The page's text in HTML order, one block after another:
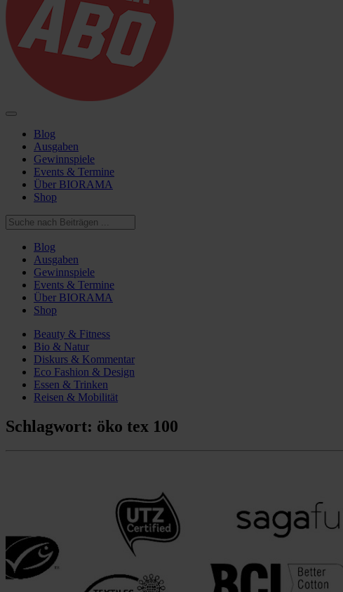
Blog
Ausgaben
Gewinnspiele
Events & Termine
Über BIORAMA
Shop
Blog
Ausgaben
Gewinnspiele
Events & Termine
Über BIORAMA
Shop
Beauty & Fitness
Bio & Natur
Diskurs & Kommentar
Eco Fashion & Design
Essen & Trinken
Reisen & Mobilität
Schlagwort: öko tex 100